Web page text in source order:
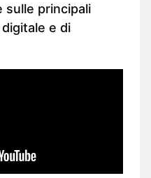
sulle principali
e di